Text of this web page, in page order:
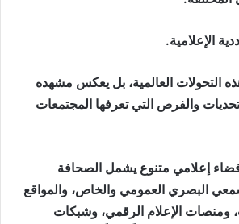
الإعلامية.
التحولات العالمية، بل يعكس مشهده
والفرص التي تعرفها المجتمعات
إعلامي متنوع يشمل الصحافة
البصري العمومي والخاص، والمواقع
ومنصات الإعلام الرقمي، وشبكات